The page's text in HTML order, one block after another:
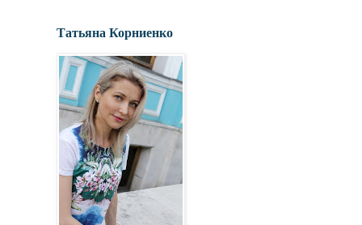
Татьяна Корниенко